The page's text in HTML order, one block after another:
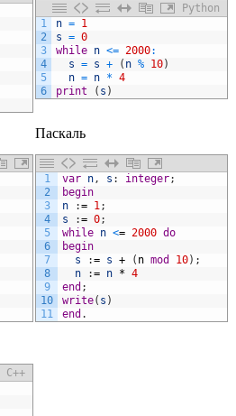
Python
1
2
3
4
5
6
n = 1
s = 0
while n <= 2000:
s = s + ( n % 10)
n = n * 4
print
( s )
Паскаль
Delphi/Pascal
1
2
3
4
5
6
7
8
9
10
11
var n, s : integer;
begin
n
:= 1;
s
:= 0;
while n <= 2000 do
begin
s
:= s + ( n mod 10) ;
n
:= n * 4
end ;
write( s )
end .
C++